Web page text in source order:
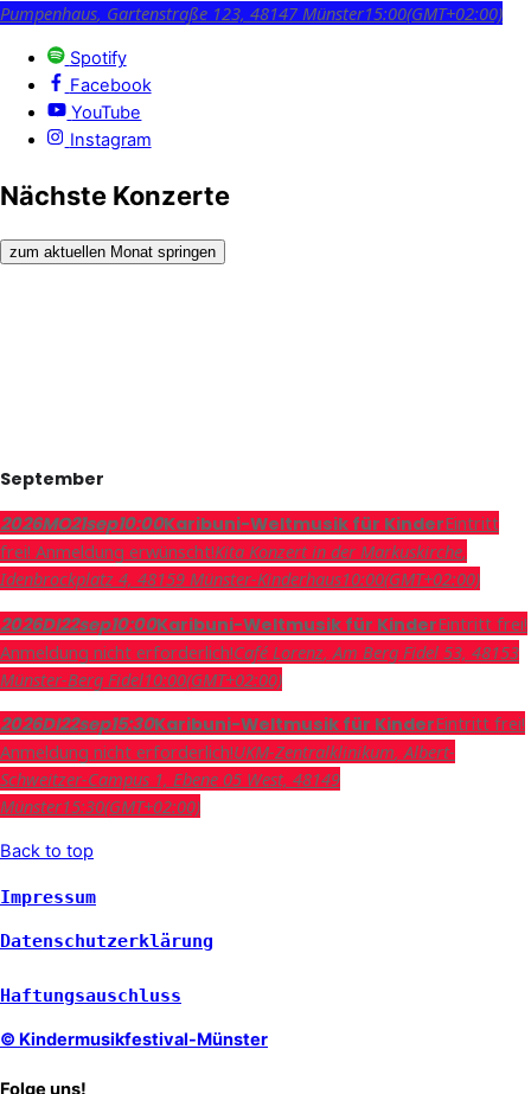
Pumpenhaus, Gartenstraße 123, 48147 Münster15:00(GMT+02:00)
Spotify
Facebook
YouTube
Instagram
Nächste Konzerte
zum aktuellen Monat springen
September
2026MO21sep10:00Karibuni-Weltmusik für KinderEintritt
frei! Anmeldung erwünscht!Kita Konzert in der Markuskirche,
Idenbrockplatz 4, 48159 Münster-Kinderhaus10:00(GMT+02:00)
2026DI22sep10:00Karibuni-Weltmusik für KinderEintritt frei!
Anmeldung nicht erforderlich!Café Lorenz, Am Berg Fidel 53, 48153
Münster-Berg Fidel10:00(GMT+02:00)
2026DI22sep15:30Karibuni-Weltmusik für KinderEintritt frei!
Anmeldung nicht erforderlich!UKM-Zentralklinikum, Albert-
Schweitzer-Campus 1, Ebene 05 West, 48149
Münster15:30(GMT+02:00)
Back to top
Impressum
Datenschutzerklärung
Haftungsauschluss
© Kindermusikfestival-Münster
Folge uns!